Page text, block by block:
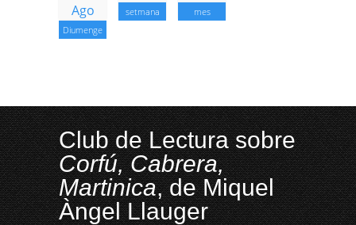
Ago
Diumenge
setmana mes
Club de Lectura sobre
Corfú, Cabrera,
Martinica, de Miquel
Àngel Llauger